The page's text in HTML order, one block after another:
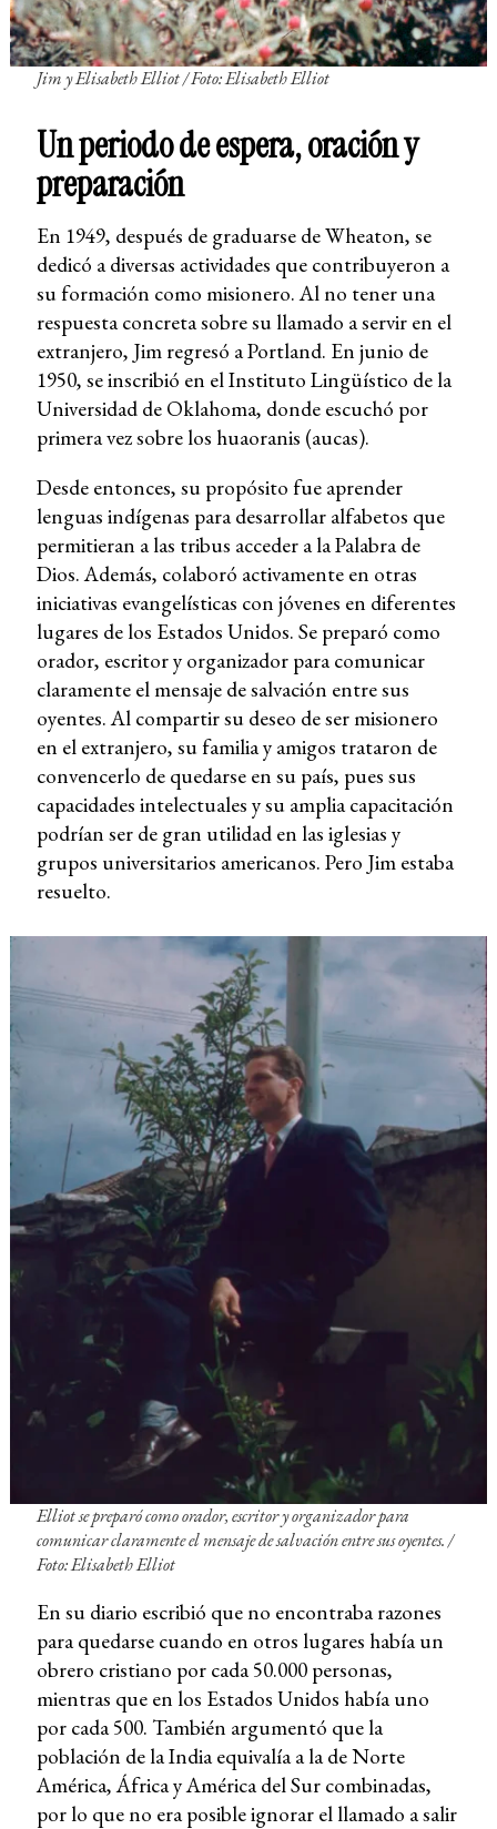
Jim y Elisabeth Elliot / Foto: Elisabeth Elliot
Un periodo de espera, oración y
preparación
En 1949, después de graduarse de Wheaton, se
dedicó a diversas actividades que contribuyeron a
su formación como misionero. Al no tener una
respuesta concreta sobre su llamado a servir en el
extranjero, Jim regresó a Portland. En junio de
1950, se inscribió en el Instituto Lingüístico de la
Universidad de Oklahoma, donde escuchó por
primera vez sobre los huaoranis (aucas).
Desde entonces, su propósito fue aprender
lenguas indígenas para desarrollar alfabetos que
permitieran a las tribus acceder a la Palabra de
Dios. Además, colaboró activamente en otras
iniciativas evangelísticas con jóvenes en diferentes
lugares de los Estados Unidos. Se preparó como
orador, escritor y organizador para comunicar
claramente el mensaje de salvación entre sus
oyentes. Al compartir su deseo de ser misionero
en el extranjero, su familia y amigos trataron de
convencerlo de quedarse en su país, pues sus
capacidades intelectuales y su amplia capacitación
podrían ser de gran utilidad en las iglesias y
grupos universitarios americanos. Pero Jim estaba
resuelto.
Elliot se preparó como orador, escritor y organizador para
comunicar claramente el mensaje de salvación entre sus oyentes. /
Foto: Elisabeth Elliot
En su diario escribió que no encontraba razones
para quedarse cuando en otros lugares había un
obrero cristiano por cada 50.000 personas,
mientras que en los Estados Unidos había uno
por cada 500. También argumentó que la
población de la India equivalía a la de Norte
América, África y América del Sur combinadas,
por lo que no era posible ignorar el llamado a salir